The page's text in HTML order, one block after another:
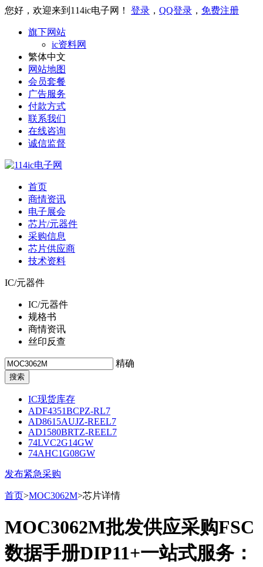
您好，欢迎来到114ic电子网！ 登录 ， QQ登录 ， 免费注册
旗下网站
ic资料网
繁体中文
网站地图
会员套餐
广告服务
付款方式
联系我们
在线咨询
诚信监督
首页
商情资讯
电子展会
芯片/元器件
采购信息
芯片供应商
技术资料
IC/元器件
IC/元器件
规格书
商情资讯
丝印反查
精确
IC现货库存
ADF4351BCPZ-RL7
AD8615AUJZ-REEL7
AD1580BRTZ-REEL7
74LVC2G14GW
74AHC1G08GW
发布紧急采购
首页>MOC3062M>芯片详情
MOC3062M批发供应采购FSC
数据手册DIP11+一站式服务：